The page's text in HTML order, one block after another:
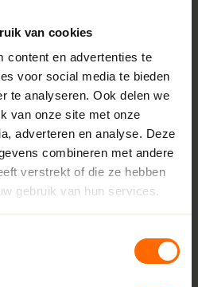
van cookies
content en advertenties te
voor social media te bieden
te analyseren. Ook delen we
van onze site met onze
adverteren en analyse. Deze
combineren met andere
verstrekt of die ze hebben
gebruik van hun services.